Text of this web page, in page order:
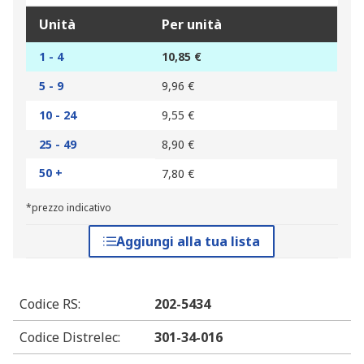
Unità Per unità
1 - 4
10,85 €
5 - 9
9,96 €
10 - 24
9,55 €
25 - 49
8,90 €
50 +
7,80 €
*prezzo indicativo
Aggiungi alla tua lista
Codice RS:
202-5434
Codice Distrelec:
301-34-016